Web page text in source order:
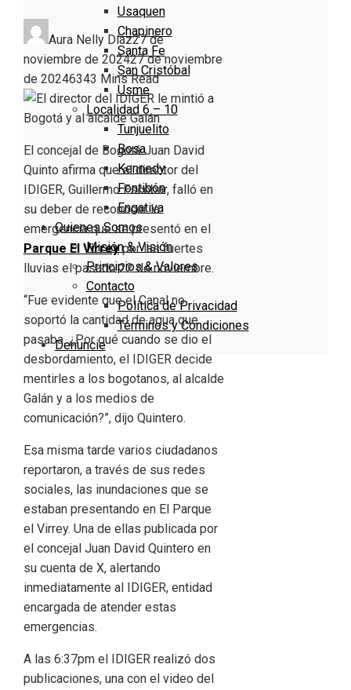
Usaquen
Chapinero
Santa Fe
San Cristóbal
Usme
Localidad 6 – 10
Tunjuelito
Bosa
Kennedy
Fontibón
Engativa
Quienes Somos
Misión & Visión
Principios & Valores
Contacto
Política de Privacidad
Términos y Condiciones
Denuncie
Aura Nelly Díaz27 de
noviembre de 202427 de noviembre
de 20246343 Mins Read
El concejal de Bogotá Juan David
Quinto afirma que el director del
IDIGER, Guillermo Escobar, falló en
su deber de reconocer la
emergencia que se presentó en el
Parque El Virreypor las fuertes
lluvias el pasado 22 de noviembre.
“Fue evidente que el Canal no
soportó la cantidad de agua que
pasaba. ¿Por qué cuando se dio el
desbordamiento, el IDIGER decide
mentirles a los bogotanos, al alcalde
Galán y a los medios de
comunicación?”, dijo Quintero.
Esa misma tarde varios ciudadanos
reportaron, a través de sus redes
sociales, las inundaciones que se
estaban presentando en El Parque
el Virrey. Una de ellas publicada por
el concejal Juan David Quintero en
su cuenta de X, alertando
inmediatamente al IDIGER, entidad
encargada de atender estas
emergencias.
A las 6:37pm el IDIGER realizó dos
publicaciones, una con el video del